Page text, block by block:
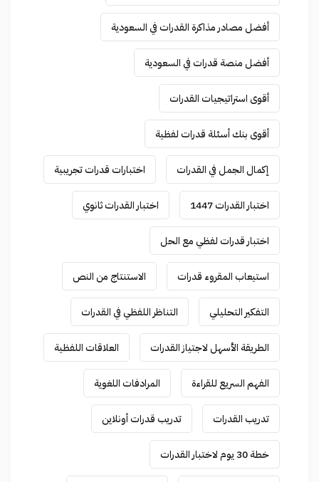
أفضل مصادر مذاكرة القدرات في السعودية
أفضل منصة قدرات في السعودية
أقوى استراتيجيات القدرات
أقوى بنك أسئلة قدرات لفظية
إكمال الجمل في القدرات اختبارات قدرات تجريبية
اختبار القدرات 1447 اختبار القدرات ثانوي
اختبار قدرات لفظي مع الحل
استيعاب المقروء قدرات الاستنتاج من النص
التفكير التحليلي التناظر اللفظي في القدرات
الطريقة الأسهل لاجتياز القدرات العلاقات اللفظية
الفهم السريع للقراءة المرادفات اللغوية
تدريب القدرات تدريب قدرات أونلاين
خطة 30 يوم لاختبار القدرات